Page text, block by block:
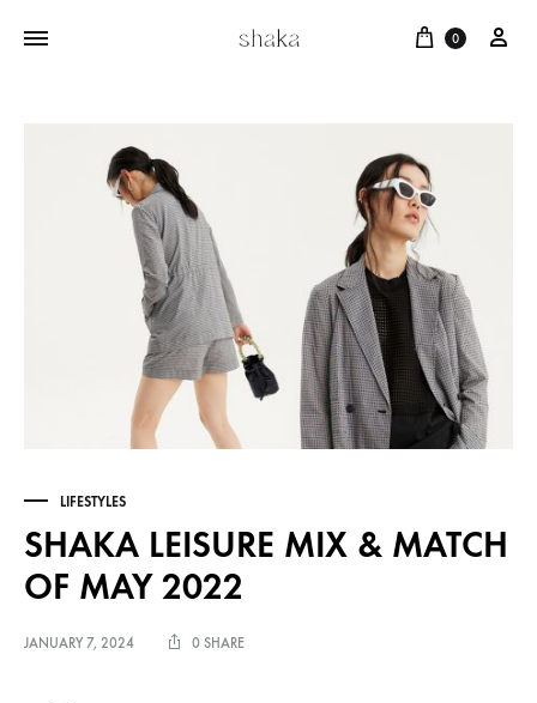
Cart
0
LIFESTYLES
SHAKA LEISURE MIX & MATCH
OF MAY 2022
JANUARY 7, 2024 0 SHARE